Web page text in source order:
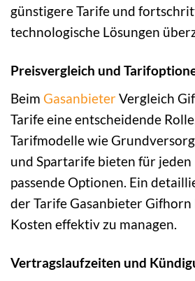
günstigere Tarife und
technologische Lösungen
Preisvergleich und
Beim GasanbieterVergleich
Tarife eine entscheidende
Tarifmodelle wie
und Spartarife bieten für jeden
passende Optionen. Ein
der Tarife Gasanbieter
Kosten effektiv zu managen.
Vertragslaufzeiten und